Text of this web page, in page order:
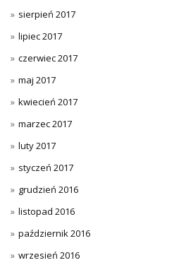
sierpień 2017
lipiec 2017
czerwiec 2017
maj 2017
kwiecień 2017
marzec 2017
luty 2017
styczeń 2017
grudzień 2016
listopad 2016
październik 2016
wrzesień 2016